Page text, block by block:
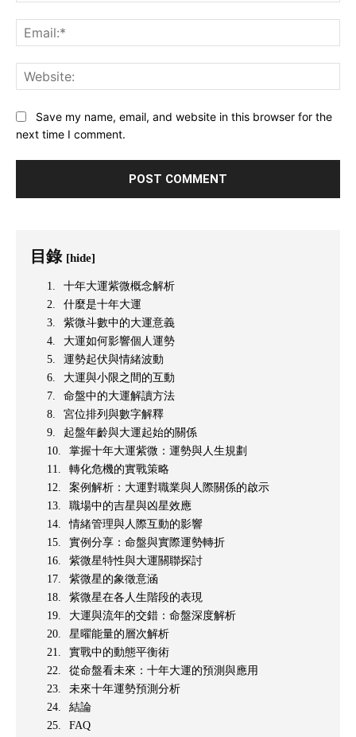
Save my name, email, and website in this browser for the
next time I comment.
目錄 [hide]
十年大運紫微概念解析
什麼是十年大運
紫微斗數中的大運意義
大運如何影響個人運勢
運勢起伏與情緒波動
大運與小限之間的互動
命盤中的大運解讀方法
宮位排列與數字解釋
起盤年齡與大運起始的關係
掌握十年大運紫微：運勢與人生規劃
轉化危機的實戰策略
案例解析：大運對職業與人際關係的啟示
職場中的吉星與凶星效應
情緒管理與人際互動的影響
實例分享：命盤與實際運勢轉折
紫微星特性與大運關聯探討
紫微星的象徵意涵
紫微星在各人生階段的表現
大運與流年的交錯：命盤深度解析
星曜能量的層次解析
實戰中的動態平衡術
從命盤看未來：十年大運的預測與應用
未來十年運勢預測分析
結論
FAQ